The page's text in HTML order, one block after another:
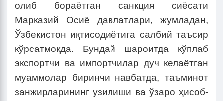
олиб бораётган санкция сиёсати
Марказий Осиё давлатлари, жумладан,
Ўзбекистон иқтисодиётига салбий таъсир
кўрсатмоқда. Бундай шароитда кўплаб
экспортчи ва импортчилар дуч келаётган
муаммолар биринчи навбатда, таъминот
занжирларининг узилиши ва ўзаро ҳисоб-